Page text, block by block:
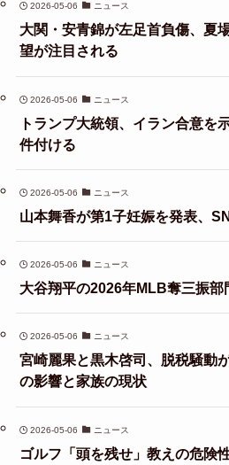
2026-05-06 ニュース
大関・安青錦が左足首負傷、夏
望が注目される
2026-05-06 ニュース
トランプ大統領、イラン合意を
件付ける
2026-05-06 ニュース
山本舞香が第1子妊娠を発表、
2026-05-06 ニュース
大谷翔平の2026年MLB奪三振部
2026-05-06 ニュース
宮崎麗果と黒木啓司、脱税騒動
の影響と家族の現状
2026-05-06 ニュース
ゴルフ「頭を残せ」教えの危険